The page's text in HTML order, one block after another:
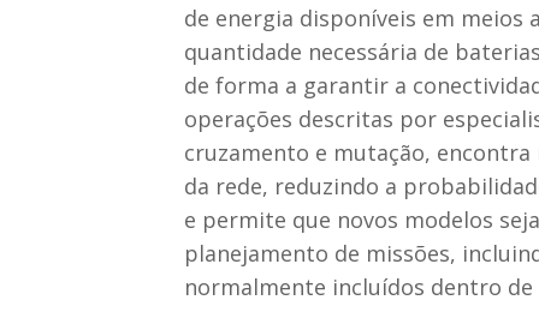
de energia disponíveis em meios
quantidade necessária de
de forma a garantir a
operações descritas por
cruzamento e mutação,
da rede, reduzindo a
e permite que novos modelos
planejamento de missões,
normalmente incluídos dentro de